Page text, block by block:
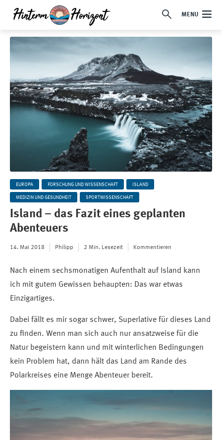
MENU
EUROPA FORSCHUNG UND WISSENSCHAFT ISLAND
MEDIZIN UND GESUNDHEIT SPORTWISSENSCHAFT
Island – das Fazit eines geplanten
Abenteuers
14. Mai 2018 Philipp 2 Min. Lesezeit Kommentieren
Nach einem sechsmonatigen Aufenthalt auf Island kann
ich mit gutem Gewissen behaupten: Das war etwas
Einzigartiges.
Dabei fällt es mir sogar schwer, Superlative für dieses Land
zu finden. Wenn man sich auch nur ansatzweise für die
Natur begeistern kann und mit winterlichen Bedingungen
kein Problem hat, dann hält das Land am Rande des
Polarkreises eine Menge Abenteuer bereit.